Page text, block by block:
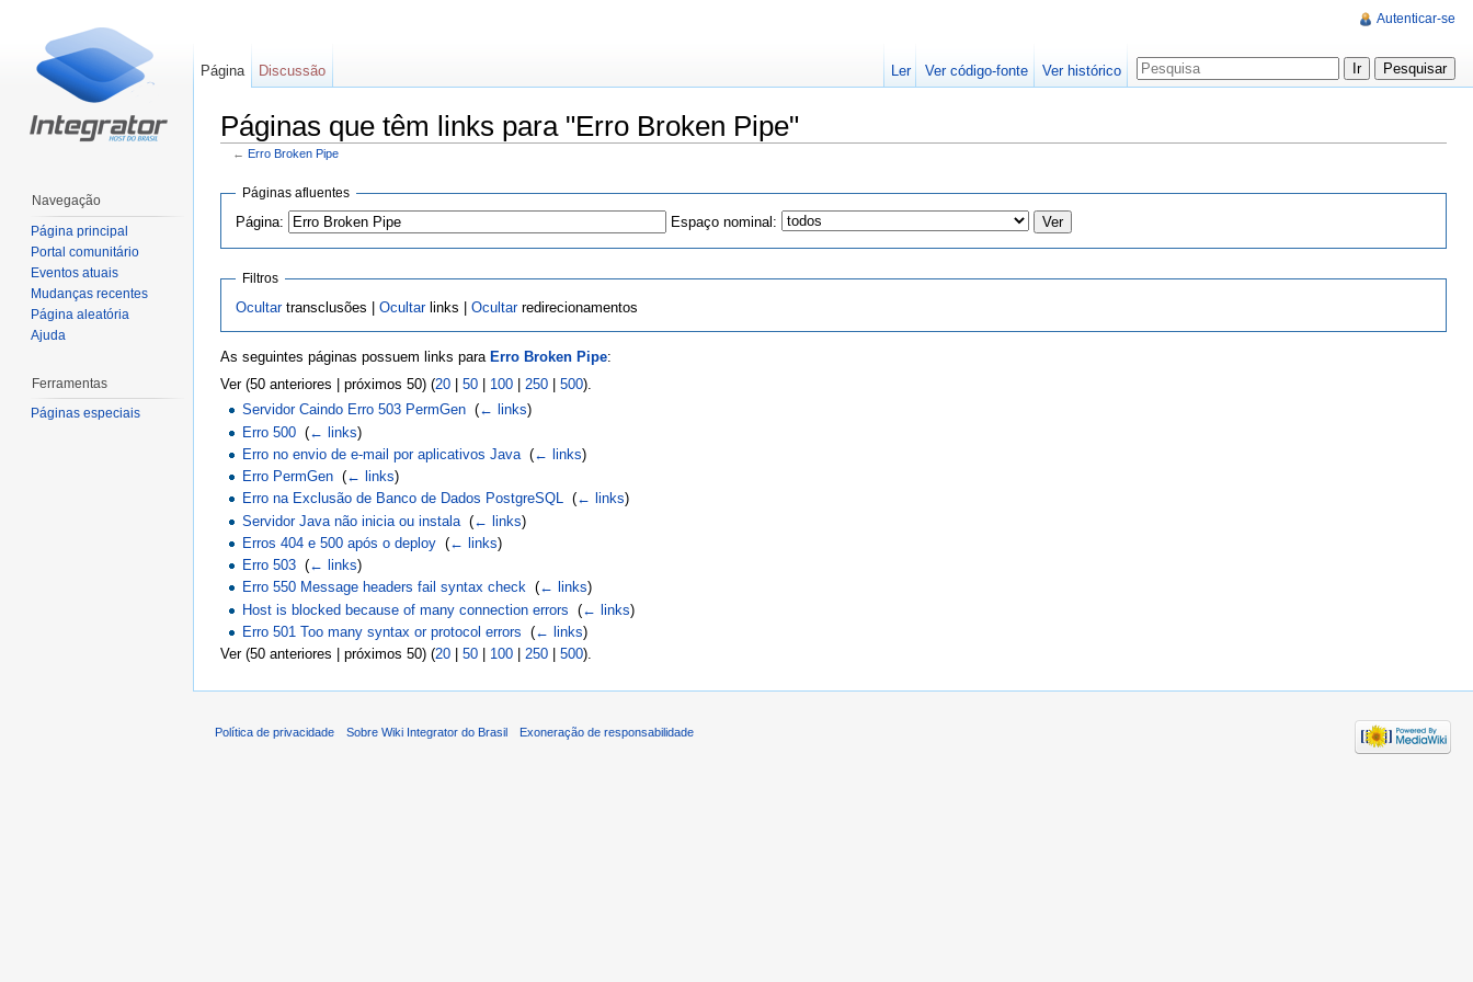
Páginas que têm links para "Erro Broken Pipe"
← Erro Broken Pipe
Páginas afluentes
Página: Espaço nominal:
Filtros
Ocultartransclusões | Ocultarlinks | Ocultarredirecionamentos
As seguintes páginas possuem links para Erro Broken Pipe:
Ver (50 anteriores | próximos 50) (20 50 100 250 500).
Servidor Caindo Erro 503 PermGen ‎(← links)
Erro 500 ‎(← links)
Erro no envio de e-mail por aplicativos Java ‎(← links)
Erro PermGen ‎(← links)
Erro na Exclusão de Banco de Dados PostgreSQL ‎(← links)
Servidor Java não inicia ou instala ‎(← links)
Erros 404 e 500 após o deploy ‎(← links)
Erro 503 ‎(← links)
Erro 550 Message headers fail syntax check ‎(← links)
Host is blocked because of many connection errors ‎(← links)
Erro 501 Too many syntax or protocol errors ‎(← links)
Ver (50 anteriores | próximos 50) (20 50 100 250 500).
Autenticar-se
Página Discussão Ler Ver código-fonte Ver histórico
Navegação
Página principal
Portal comunitário
Eventos atuais
Mudanças recentes
Página aleatória
Ajuda
Ferramentas
Páginas especiais
Política de privacidade Sobre Wiki Integrator do Brasil Exoneração de responsabilidade